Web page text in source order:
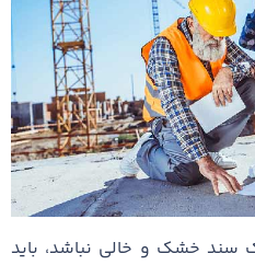
سند خشک و خالی نباشد، باید